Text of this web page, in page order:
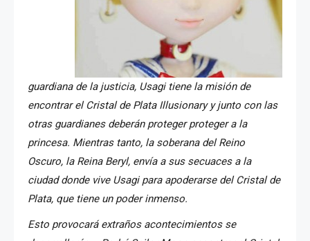
guardiana de la justicia, Usagi tiene la misión de
encontrar el Cristal de Plata Illusionary y junto con las
otras guardianes deberán proteger proteger a la
princesa. Mientras tanto, la soberana del Reino
Oscuro, la Reina Beryl, envía a sus secuaces a la
ciudad donde vive Usagi para apoderarse del Cristal de
Plata, que tiene un poder inmenso.
Esto provocará extraños acontecimientos se